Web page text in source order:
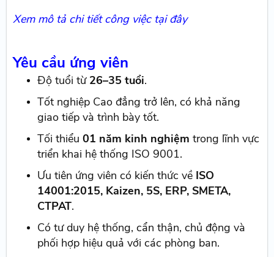
Xem mô tả chi tiết công việc tại đây
Yêu cầu ứng viên
Độ tuổi từ 26–35 tuổi.
Tốt nghiệp Cao đẳng trở lên, có khả năng
giao tiếp và trình bày tốt.
Tối thiểu01 năm kinh nghiệm trong lĩnh vực
triển khai hệ thống ISO 9001.
Ưu tiên ứng viên có kiến thức về ISO
14001:2015, Kaizen, 5S, ERP, SMETA,
CTPAT.
Có tư duy hệ thống, cẩn thận, chủ động và
phối hợp hiệu quả với các phòng ban.